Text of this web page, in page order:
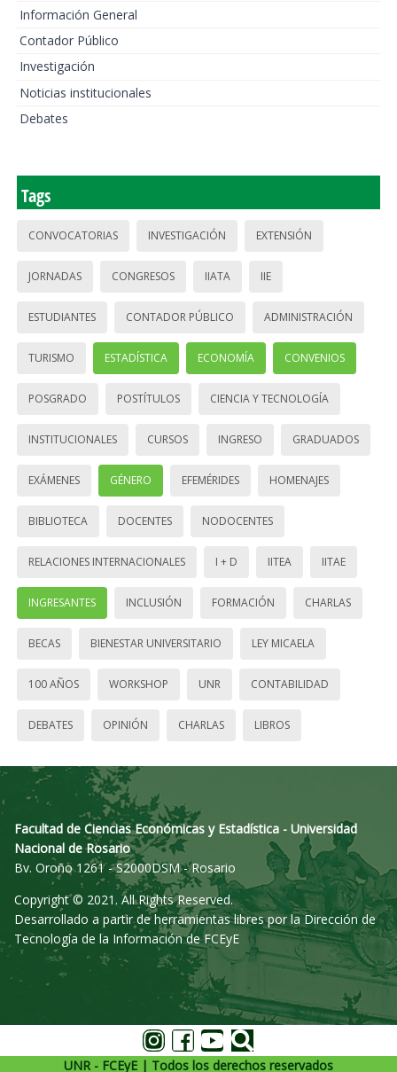
Información General
Contador Público
Investigación
Noticias institucionales
Debates
Tags
CONVOCATORIAS INVESTIGACIÓN EXTENSIÓN
JORNADAS CONGRESOS IIATA IIE
ESTUDIANTES CONTADOR PÚBLICO ADMINISTRACIÓN
TURISMO ESTADÍSTICA ECONOMÍA CONVENIOS
POSGRADO POSTÍTULOS CIENCIA Y TECNOLOGÍA
INSTITUCIONALES CURSOS INGRESO GRADUADOS
EXÁMENES GÉNERO EFEMÉRIDES HOMENAJES
BIBLIOTECA DOCENTES NODOCENTES
RELACIONES INTERNACIONALES I + D IITEA IITAE
INGRESANTES INCLUSIÓN FORMACIÓN CHARLAS
BECAS BIENESTAR UNIVERSITARIO LEY MICAELA
100 AÑOS WORKSHOP UNR CONTABILIDAD
DEBATES OPINIÓN CHARLAS LIBROS
Facultad de Ciencias Económicas y Estadística - Universidad
Nacional de Rosario
Bv. Oroño 1261 - S2000DSM - Rosario
Copyright © 2021. All Rights Reserved.
Desarrollado a partir de herramientas libres por la Dirección de
Tecnología de la Información de FCEyE
UNR - FCEyE | Todos los derechos reservados